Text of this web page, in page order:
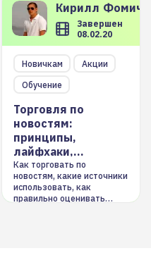
Кирилл
Завершен
08.02.20
Новичкам
Акции
Обучение
Торговля по
новостям:
принципы,
лайфхаки,
инструменты
Как торговать по
новостям, какие источники
использовать, как
правильно оценивать